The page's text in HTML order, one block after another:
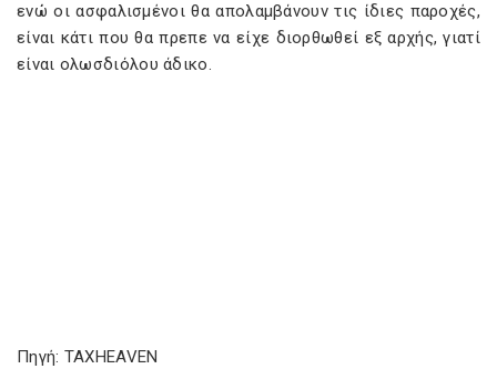
ενώ οι ασφαλισμένοι θα απολαμβάνουν τις ίδιες παροχές,
είναι κάτι που θα πρεπε να είχε διορθωθεί εξ αρχής, γιατί
είναι ολωσδιόλου άδικο.
Πηγή: TAXHEAVEN